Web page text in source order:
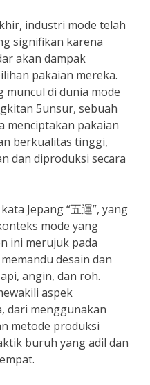
industri mode telah
signifikan karena
akan dampak
pakaian mereka.
di dunia mode
5unsur, sebuah
menciptakan pakaian
berkualitas tinggi,
dan diproduksi secara
Jepang “五運”, yang
mode yang
ini merujuk pada
desain dan
angin, dan roh.
aspek
dari menggunakan
metode produksi
buruh yang adil dan